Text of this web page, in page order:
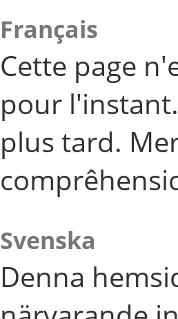
Français
Cette page
pour
plus tard.
Svenska
Denna